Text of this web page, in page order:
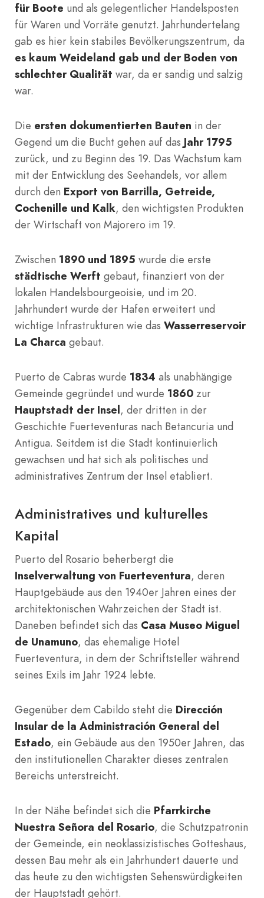
für Boote und als gelegentlicher Handelsposten
für Waren und Vorräte genutzt. Jahrhundertelang
gab es hier kein stabiles Bevölkerungszentrum, da
es kaum Weideland gab und der Boden von
schlechter Qualität war, da er sandig und salzig
war.
Die ersten dokumentierten Bauten in der
Gegend um die Bucht gehen auf dasJahr 1795
zurück, und zu Beginn des 19. Das Wachstum kam
mit der Entwicklung des Seehandels, vor allem
durch den Export von Barrilla, Getreide,
Cochenille und Kalk, den wichtigsten Produkten
der Wirtschaft von Majorero im 19.
Zwischen 1890 und 1895 wurde die erste
städtische Werft gebaut, finanziert von der
lokalen Handelsbourgeoisie, und im 20.
Jahrhundert wurde der Hafen erweitert und
wichtige Infrastrukturen wie das Wasserreservoir
La Charca gebaut.
Puerto de Cabras wurde 1834 als unabhängige
Gemeinde gegründet und wurde 1860 zur
Hauptstadt der Insel, der dritten in der
Geschichte Fuerteventuras nach Betancuria und
Antigua. Seitdem ist die Stadt kontinuierlich
gewachsen und hat sich als politisches und
administratives Zentrum der Insel etabliert.
Administratives und kulturelles
Kapital
Puerto del Rosario beherbergt die
Inselverwaltung von Fuerteventura, deren
Hauptgebäude aus den 1940er Jahren eines der
architektonischen Wahrzeichen der Stadt ist.
Daneben befindet sich das Casa Museo Miguel
de Unamuno, das ehemalige Hotel
Fuerteventura, in dem der Schriftsteller während
seines Exils im Jahr 1924 lebte.
Gegenüber dem Cabildo steht die Dirección
Insular de la Administración General del
Estado, ein Gebäude aus den 1950er Jahren, das
den institutionellen Charakter dieses zentralen
Bereichs unterstreicht.
In der Nähe befindet sich die Pfarrkirche
Nuestra Señora del Rosario, die Schutzpatronin
der Gemeinde, ein neoklassizistisches Gotteshaus,
dessen Bau mehr als ein Jahrhundert dauerte und
das heute zu den wichtigsten Sehenswürdigkeiten
der Hauptstadt gehört.